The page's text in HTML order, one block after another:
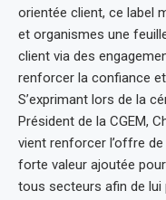
orientée client, ce label
et organismes une
client via des
renforcer la confiance
S’exprimant lors de la
Président de la CGEM,
vient renforcer l’offre
forte valeur ajoutée
tous secteurs afin de lui